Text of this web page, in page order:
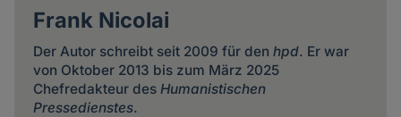
Frank Nicolai
Der Autor schreibt seit 2009 für den hpd. Er war
von Oktober 2013 bis zum März 2025
Chefredakteur des Humanistischen
Pressedienstes.